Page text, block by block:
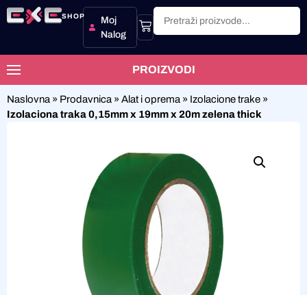
SHOP
Moj
Nalog
PROIZVODI
Naslovna » Prodavnica » Alat i oprema » Izolacione trake »
Izolaciona traka 0,15mm x 19mm x 20m zelena thick